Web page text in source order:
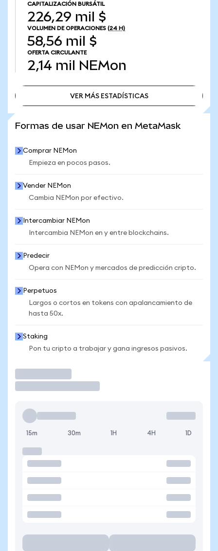
CAPITALIZACIÓN BURSÁTIL
226,29 mil $
VOLUMEN DE OPERACIONES (24 H)
58,56 mil $
OFERTA CIRCULANTE
2,14 mil NEMon
VER MÁS ESTADÍSTICAS
Formas de usar NEMon en MetaMask
Comprar NEMon
Empieza en pocos pasos.
Vender NEMon
Cambia NEMon por efectivo.
Intercambiar NEMon
Intercambia NEMon en y entre blockchains.
Predecir
Opera con NEMon y mercados de predicción cripto.
Perpetuos
Largos o cortos en tokens con apalancamiento de
hasta 50x.
Staking
Pon tu cripto a trabajar y gana ingresos pasivos.
15m 30m 1H 4H 1D